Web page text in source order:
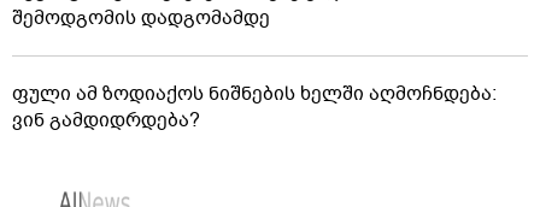
შემოდგომის დადგომამდე
ფული ამ ზოდიაქოს ნიშნების ხელში აღმოჩნდება:
ვინ გამდიდრდება?